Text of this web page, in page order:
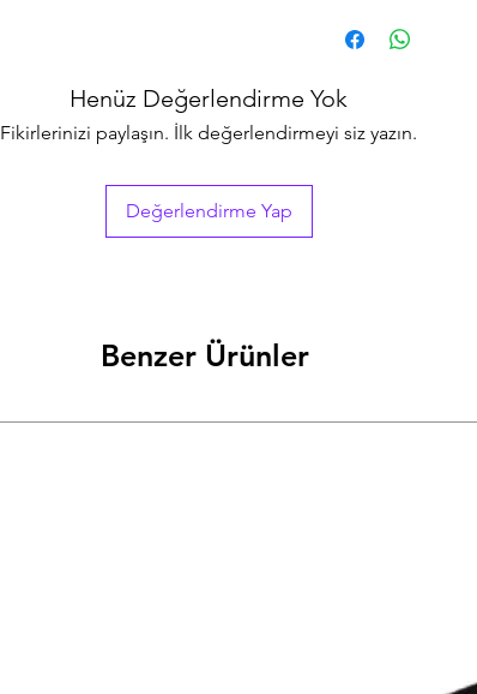
Henüz Değerlendirme Yok
Fikirlerinizi paylaşın. İlk değerlendirmeyi siz yazın.
Değerlendirme Yap
Benzer Ürünler